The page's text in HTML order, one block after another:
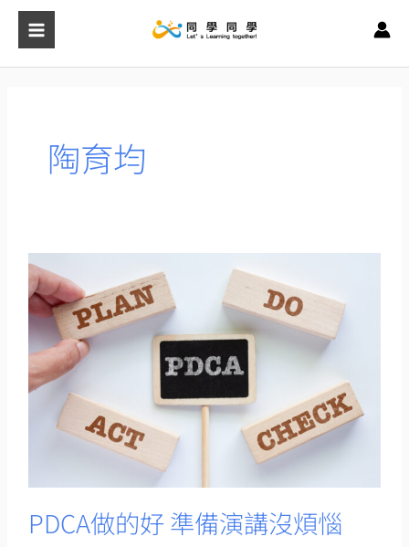
陶育均
PDCA做的好 準備演講沒煩惱
PDCA
做
的
好
準
備
煩
惱